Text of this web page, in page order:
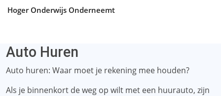
Hoger Onderwijs Onderneemt
Auto Huren
Auto huren: Waar moet je rekening mee houden?
Als je binnenkort de weg op wilt met een huurauto, zijn